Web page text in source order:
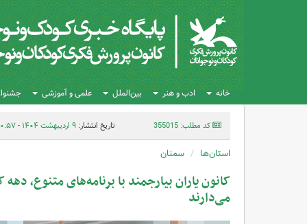
خانه ادب و هنر بین‌الملل علمی و آموزشی
کد مطلب: 355015 تاریخ انتشار:۹ اردیبهشت ۱۴۰۴ - ۲۰:۵۷
استان‌ها سمنان
کانون یاران بیارجمند با برنامه‌های متنوع،
می‌دارند